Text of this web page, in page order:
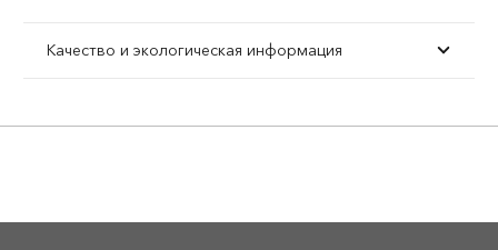
Качество и экологическая информация